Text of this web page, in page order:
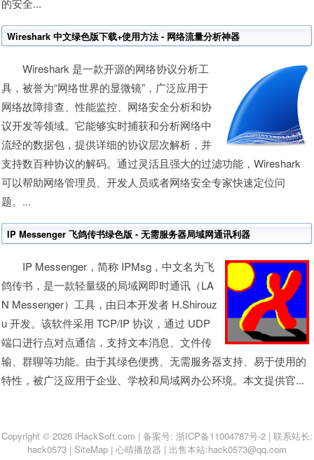
的安全...
Wireshark 中文绿色版下载+使用方法 - 网络流量分析神器
Wireshark 是一款开源的网络协议分析工
具，被誉为“网络世界的显微镜”，广泛应用于
网络故障排查、性能监控、网络安全分析和协
议开发等领域。它能够实时捕获和分析网络中
流经的数据包，提供详细的协议层次解析，并
支持数百种协议的解码。通过灵活且强大的过滤功能，Wireshark
可以帮助网络管理员、开发人员或者网络安全专家快速定位问
题。...
IP Messenger 飞鸽传书绿色版 - 无需服务器局域网通讯利器
IP Messenger，简称 IPMsg，中文名为飞
鸽传书，是一款轻量级的局域网即时通讯（LA
N Messenger）工具，由日本开发者 H.Shirouz
u 开发。该软件采用 TCP/IP 协议，通过 UDP
端口进行点对点通信，支持文本消息、文件传
输、群聊等功能。由于其绿色便携、无需服务器支持、易于使用的
特性，被广泛应用于企业、学校和局域网办公环境。本文提供官...
Copyright © 2026 iHackSoft.com | 备案号: 浙ICP备11004787号-2 | 联系站长:
hack0573 | SiteMap | 心晴播放器 | 出售本站:hack0573@qq.com